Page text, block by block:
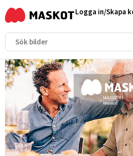
Logga in/Skapa